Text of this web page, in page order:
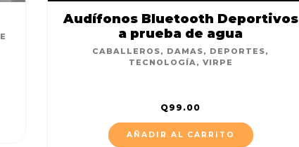
Audífonos Bluetooth Deportivos
a prueba de agua
CABALLEROS, DAMAS, DEPORTES,
TECNOLOGÍA, VIRPE
Q99.00
AÑADIR AL CARRITO